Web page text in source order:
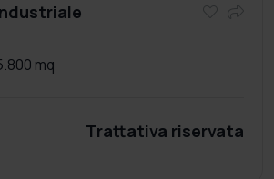
mq
Trattativa riservata